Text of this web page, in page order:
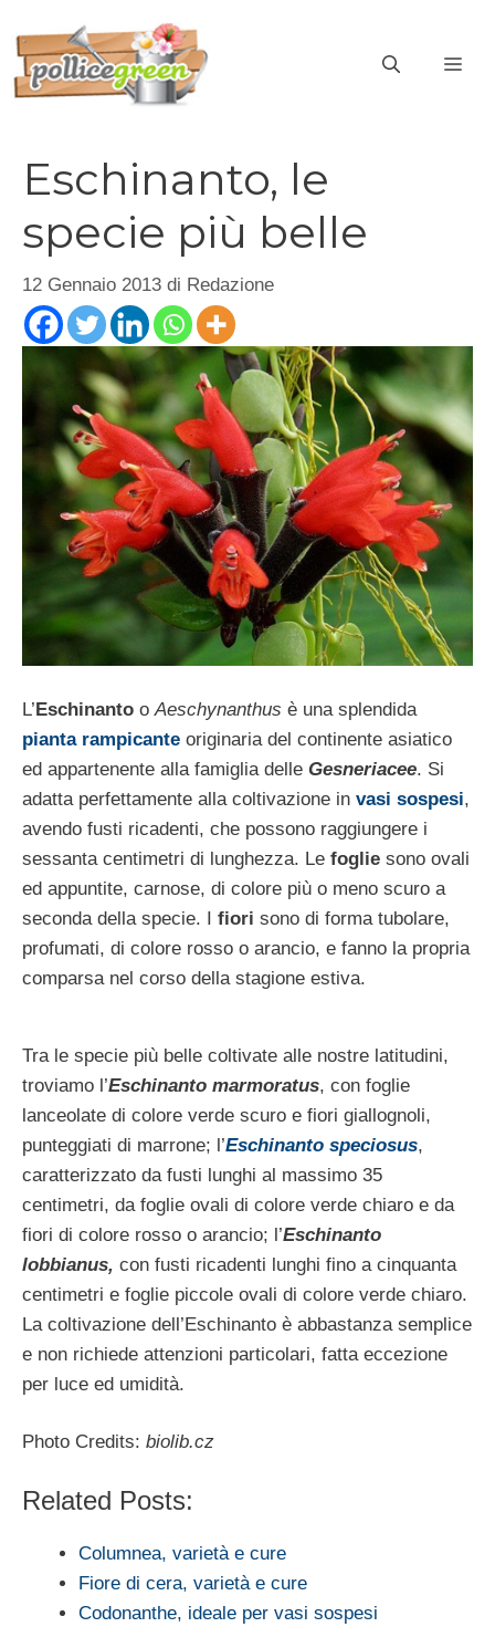
contenuto
Eschinanto, le
specie più belle
12 Gennaio 2013 di Redazione
L’Eschinanto oAeschynanthus è una splendida
pianta rampicante originaria del continente asiatico
ed appartenente alla famiglia delle Gesneriacee. Si
adatta perfettamente alla coltivazione in vasi sospesi,
avendo fusti ricadenti, che possono raggiungere i
sessanta centimetri di lunghezza. Le foglie sono ovali
ed appuntite, carnose, di colore più o meno scuro a
seconda della specie. I fiori sono di forma tubolare,
profumati, di colore rosso o arancio, e fanno la propria
comparsa nel corso della stagione estiva.
Tra le specie più belle coltivate alle nostre latitudini,
troviamo l’Eschinanto marmoratus, con foglie
lanceolate di colore verde scuro e fiori giallognoli,
punteggiati di marrone; l’Eschinanto speciosus,
caratterizzato da fusti lunghi al massimo 35
centimetri, da foglie ovali di colore verde chiaro e da
fiori di colore rosso o arancio; l’Eschinanto
lobbianus, con fusti ricadenti lunghi fino a cinquanta
centimetri e foglie piccole ovali di colore verde chiaro.
La coltivazione dell’Eschinanto è abbastanza semplice
e non richiede attenzioni particolari, fatta eccezione
per luce ed umidità.
Photo Credits: biolib.cz
Related Posts:
Columnea, varietà e cure
Fiore di cera, varietà e cure
Codonanthe, ideale per vasi sospesi